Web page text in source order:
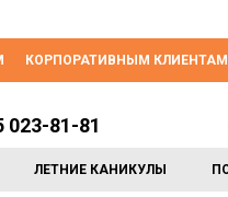
КОРПОРАТИВНЫМ КЛИЕНТАМ
ЛЕТНИЕ КАНИКУЛЫ
023-81-81